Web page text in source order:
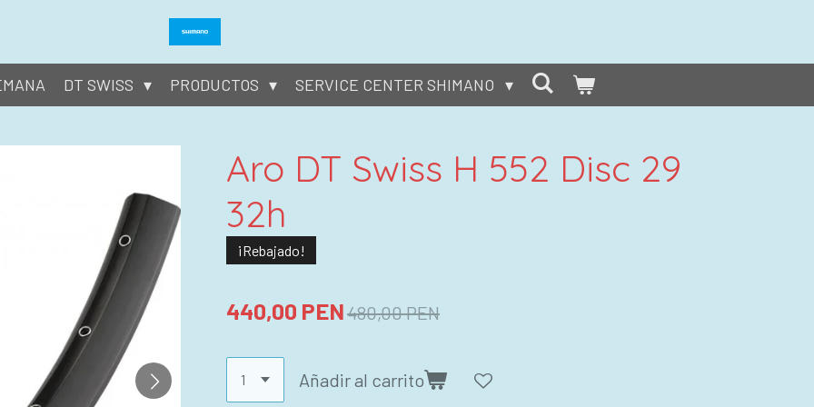
DT SWISS PRODUCTOS SERVICE CENTER SHIMANO
Aro DT Swiss H 552 Disc 29
32h
¡Rebajado!
440,00 PEN480,00 PEN
Añadir al carrito